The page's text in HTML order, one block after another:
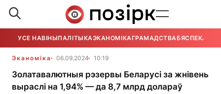
УСЕ НАВІНЫПАЛІТЫКАЭКАНОМІКАГРАМАДСТВАБЯСПЕКА
Эканоміка 06.09.2024 10:19
Золатавалютныя рэзервы Беларусі за жнівень
выраслі на 1,94% — да 8,7 млрд долараў